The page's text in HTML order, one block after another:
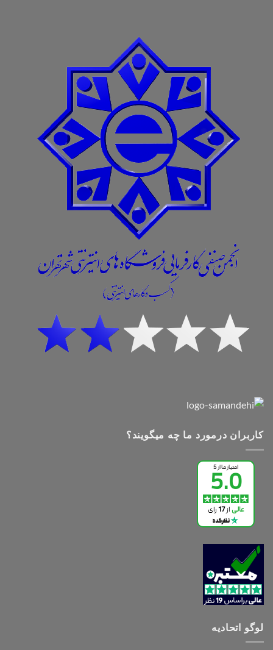
کاربران درمورد ما چه میگویند؟
لوگو اتحادیه